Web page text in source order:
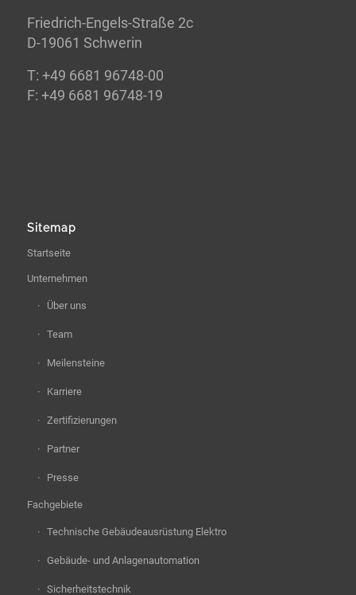
Friedrich-Engels-Straße 2c
D-19061 Schwerin
T: +49 6681 96748-00
F: +49 6681 96748-19
Sitemap
Startseite
Unternehmen
Über uns
Team
Meilensteine
Karriere
Zertifizierungen
Partner
Presse
Fachgebiete
Technische Gebäudeausrüstung Elektro
Gebäude- und Anlagenautomation
Sicherheitstechnik